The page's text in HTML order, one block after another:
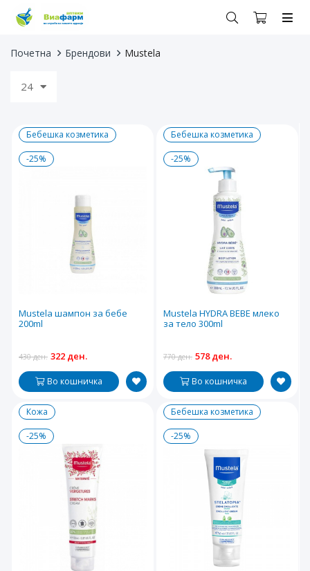
Почетна Брендови Mustela
24
Бебешка козметика
-25%
Mustela шампон за бебе
200ml
430 ден. 322 ден.
Во кошничка
Бебешка козметика
-25%
Mustela HYDRA BEBE млеко
за тело 300ml
770 ден. 578 ден.
Во кошничка
Кожа
-25%
Бебешка козметика
-25%